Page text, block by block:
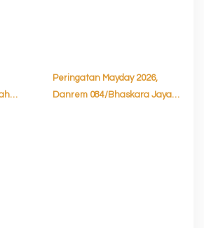
Peringatan Mayday 2026,
Danrem 084/Bhaskara Jaya